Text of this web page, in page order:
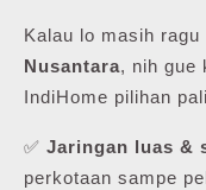
Kalau lo masih ragu
Nusantara, nih gue
IndiHome pilihan
✅ Jaringan luas &
perkotaan sampe